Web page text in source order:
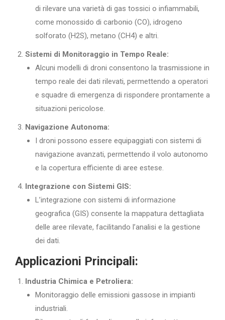
di rilevare una varietà di gas tossici o infiammabili,
come monossido di carbonio (CO), idrogeno
solforato (H2S), metano (CH4) e altri.
Sistemi di Monitoraggio in Tempo Reale:
Alcuni modelli di droni consentono la trasmissione in
tempo reale dei dati rilevati, permettendo a operatori
e squadre di emergenza di rispondere prontamente a
situazioni pericolose.
Navigazione Autonoma:
I droni possono essere equipaggiati con sistemi di
navigazione avanzati, permettendo il volo autonomo
e la copertura efficiente di aree estese.
Integrazione con Sistemi GIS:
L’integrazione con sistemi di informazione
geografica (GIS) consente la mappatura dettagliata
delle aree rilevate, facilitando l’analisi e la gestione
dei dati.
Applicazioni Principali:
Industria Chimica e Petroliera:
Monitoraggio delle emissioni gassose in impianti
industriali.